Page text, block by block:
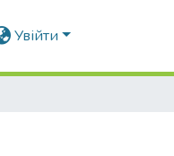
Увійти